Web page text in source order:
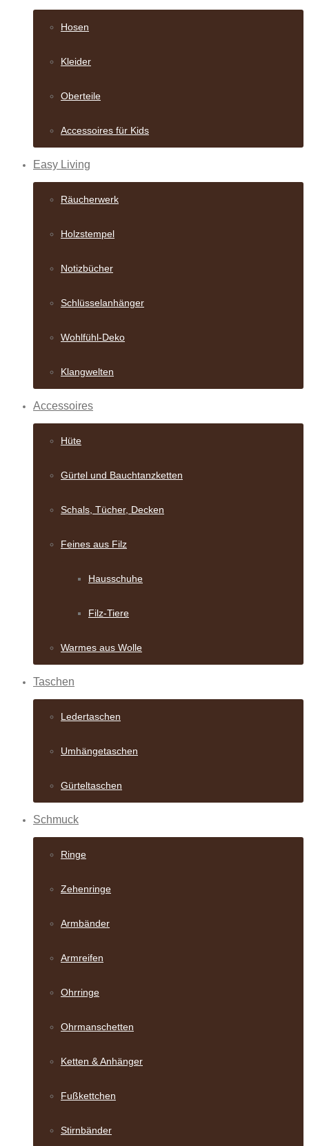
Hosen
Kleider
Oberteile
Accessoires für Kids
Easy Living
Räucherwerk
Holzstempel
Notizbücher
Schlüsselanhänger
Wohlfühl-Deko
Klangwelten
Accessoires
Hüte
Gürtel und Bauch­tanzketten
Schals, Tücher, Decken
Feines aus Filz
Hausschuhe
Filz-Tiere
Warmes aus Wolle
Taschen
Ledertaschen
Umhängetaschen
Gürteltaschen
Schmuck
Ringe
Zehenringe
Armbänder
Armreifen
Ohrringe
Ohrmanschetten
Ketten & Anhänger
Fußkettchen
Stirnbänder